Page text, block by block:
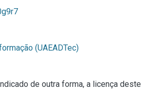
(UAEADTec)
de outra forma, a licença deste